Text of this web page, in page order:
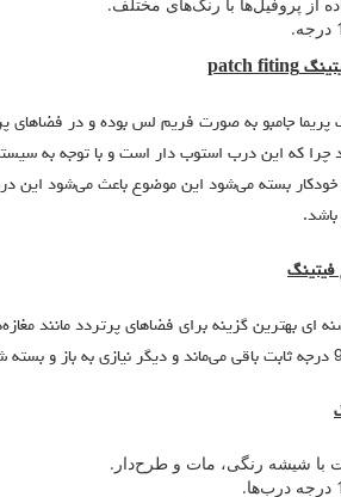
patch fiting
پریما جامبو به صورت فریم لس بوده و در فضاهای
چرا که این درب استوب دار است و با توجه به
بسته می‌شود این موضوع باعث می‌شود این
فیتینگ
ای بهترین گزینه برای فضاهای پرتردد مانند
با شیشه رنگی، مات و طرح‌دار.